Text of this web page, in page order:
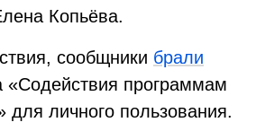
Копьёва.
сообщники брали
«Содействия программам
личного пользования.